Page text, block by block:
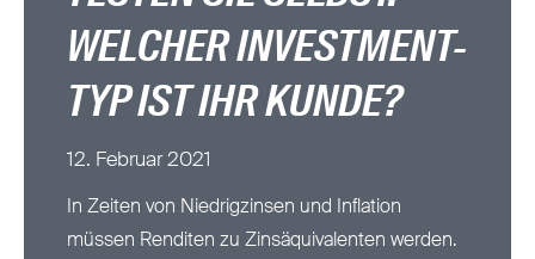
Fonds
Service
Karriere
WELCHER INVESTMENT-
TYP IST IHR KUNDE?
12. Februar 2021
In Zeiten von Niedrigzinsen und Inflation
müssen Renditen zu Zinsäquivalenten werden.